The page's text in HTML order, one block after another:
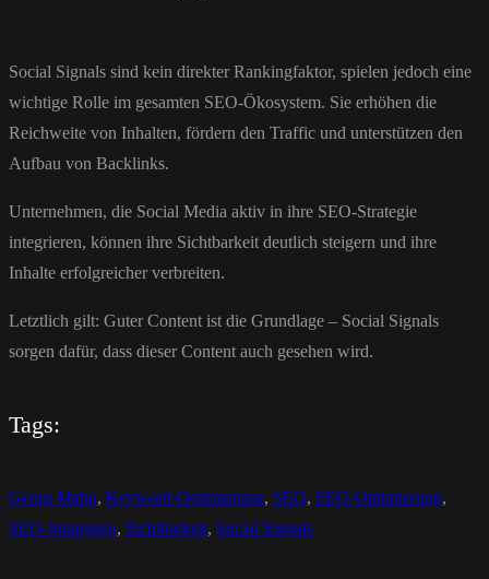
Social Signals sind kein direkter Rankingfaktor, spielen jedoch eine
wichtige Rolle im gesamten SEO-Ökosystem. Sie erhöhen die
Reichweite von Inhalten, fördern den Traffic und unterstützen den
Aufbau von Backlinks.
Unternehmen, die Social Media aktiv in ihre SEO-Strategie
integrieren, können ihre Sichtbarkeit deutlich steigern und ihre
Inhalte erfolgreicher verbreiten.
Letztlich gilt: Guter Content ist die Grundlage – Social Signals
sorgen dafür, dass dieser Content auch gesehen wird.
Tags:
Georg Mahn, Keyword-Optimierung, SEO, SEO-Optimierung,
SEO-Strategien, Sichtbarkeit, Social Signals